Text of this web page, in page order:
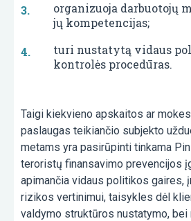
organizuoja darbuotojų
jų kompetencijas;
turi nustatytą vidaus
kontrolės procedūras.
Taigi kiekvieno apskaitos ar
paslaugas teikiančio subjekto
metams yra pasirūpinti tinkama
teroristų finansavimo prevencijos
apimančia vidaus politikos gaires,
rizikos vertinimui, taisykles dėl
valdymo struktūros nustatymo,